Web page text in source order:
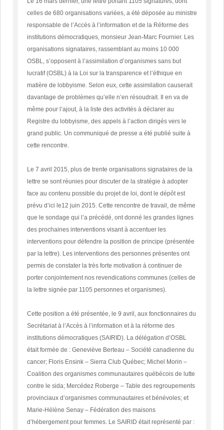
celles de 680 organisations variées, a été déposée au ministre
responsable de l’Accès à l’information et de la Réforme des
institutions démocratiques, monsieur Jean-Marc Fournier. Les
organisations signataires, rassemblant au moins 10 000
OSBL, s’opposent à l’assimilation d’organismes sans but
lucratif (OSBL) à la Loi sur la transparence et l’éthique en
matière de lobbyisme. Selon eux, cette assimilation causerait
davantage de problèmes qu’elle n’en résoudrait. Il en va de
même pour l’ajout, à la liste des activités à déclarer au
Registre du lobbyisme, des appels à l’action dirigés vers le
grand public. Un communiqué de presse a été publié suite à
cette rencontre.
Le 7 avril 2015, plus de trente organisations signataires de la
lettre se sont réunies pour discuter de la stratégie à adopter
face au contenu possible du projet de loi, dont le dépôt est
prévu d’ici le12 juin 2015. Cette rencontre de travail, de même
que le sondage qui l’a précédé, ont donné les grandes lignes
des prochaines interventions visant à accentuer les
interventions pour défendre la position de principe (présentée
par la lettre). Les interventions des personnes présentes ont
permis de constater la très forte motivation à continuer de
porter conjointement nos revendications communes (celles de
la lettre signée par 1105 personnes et organismes).
Cette position a été présentée, le 9 avril, aux fonctionnaires du
Secrétariat à l’Accès à l’information et à la réforme des
institutions démocratiques (SAIRID). La délégation d’OSBL
était formée de : Geneviève Berteau – Société canadienne du
cancer; Floris Ensink – Sierra Club Québec; Michel Morin –
Coalition des organismes communautaires québécois de lutte
contre le sida; Mercédez Roberge – Table des regroupements
provinciaux d’organismes communautaires et bénévoles; et
Marie-Hélène Senay – Fédération des maisons
d’hébergement pour femmes. Le SAIRID était représenté par :